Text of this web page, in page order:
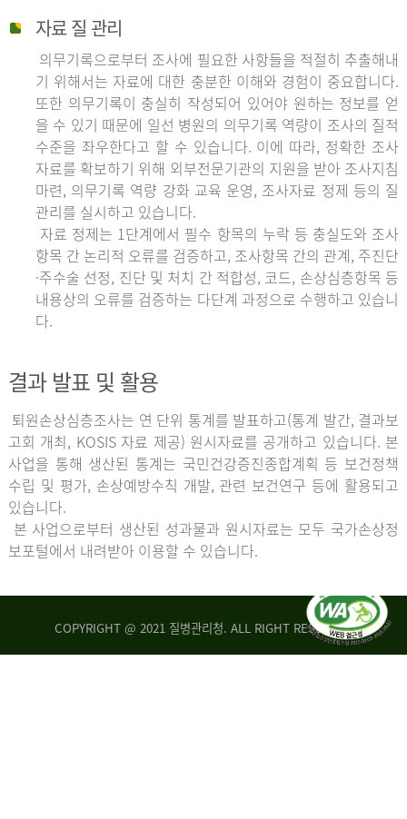
자료 질 관리
의무기록으로부터 조사에 필요한 사항들을 적절히 추출해내
기 위해서는 자료에 대한 충분한 이해와 경험이 중요합니다.
또한 의무기록이 충실히 작성되어 있어야 원하는 정보를 얻
을 수 있기 때문에 일선 병원의 의무기록 역량이 조사의 질적
수준을 좌우한다고 할 수 있습니다. 이에 따라, 정확한 조사
자료를 확보하기 위해 외부전문기관의 지원을 받아 조사지침
마련, 의무기록 역량 강화 교육 운영, 조사자료 정제 등의 질
관리를 실시하고 있습니다.
자료 정제는 1단계에서 필수 항목의 누락 등 충실도와 조사
항목 간 논리적 오류를 검증하고, 조사항목 간의 관계, 주진단
·주수술 선정, 진단 및 처치 간 적합성, 코드, 손상심층항목 등
내용상의 오류를 검증하는 다단계 과정으로 수행하고 있습니
다.
결과 발표 및 활용
퇴원손상심층조사는 연 단위 통계를 발표하고(통계 발간, 결과보
고회 개최, KOSIS 자료 제공) 원시자료를 공개하고 있습니다. 본
사업을 통해 생산된 통계는 국민건강증진종합계획 등 보건정책
수립 및 평가, 손상예방수칙 개발, 관련 보건연구 등에 활용되고
있습니다.
본 사업으로부터 생산된 성과물과 원시자료는 모두 국가손상정
보포털에서 내려받아 이용할 수 있습니다.
COPYRIGHT @ 2021 질병관리청. ALL RIGHT RESERVED